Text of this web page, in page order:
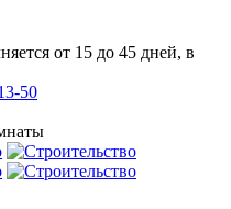
от 15 до 45 дней, в
50